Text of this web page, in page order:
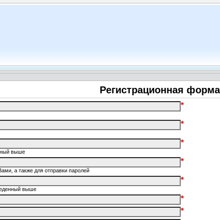
Регистрационная форма
*
*
*
выше
*
а также для отправки паролей
*
выше
*
*